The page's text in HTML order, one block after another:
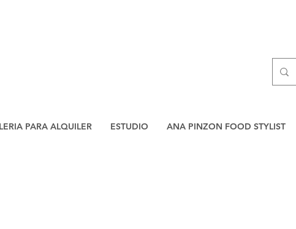
PARA ALQUILER ESTUDIO ANA PINZON FOOD STYLIST